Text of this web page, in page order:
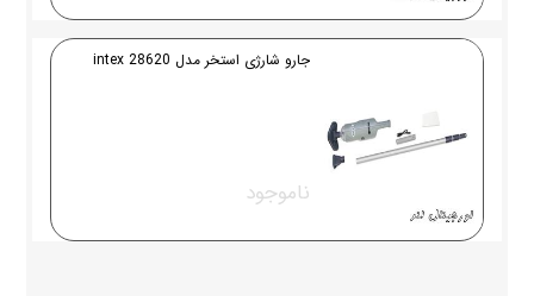
جارو شارژی استخر مدل 28620 intex
ناموجود